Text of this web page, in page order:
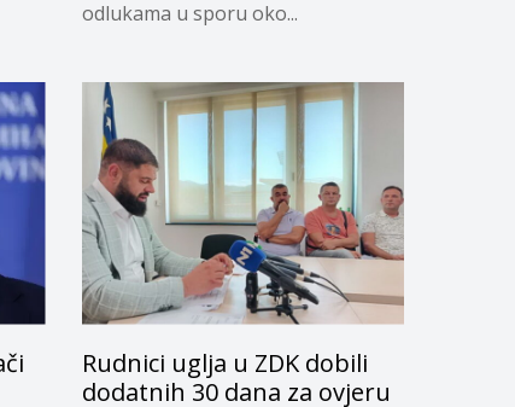
odlukama u sporu oko...
Rudnici uglja u ZDK dobili
dodatnih 30 dana za ovjeru